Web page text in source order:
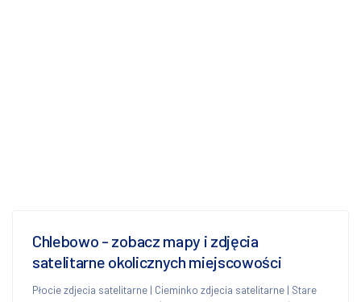
Chlebowo - zobacz mapy i zdjęcia
satelitarne okolicznych miejscowości
Płocie zdjecia satelitarne | Cieminko zdjecia satelitarne | Stare